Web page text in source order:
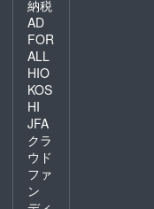
納税
AD
FOR
ALL
HIO
KOS
HI
JFA
クラ
ウド
ファ
ン